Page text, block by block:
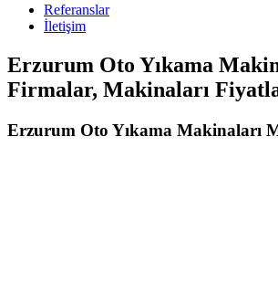
Referanslar
İletişim
Erzurum Oto Yıkama
Firmalar, Makinaları
Erzurum Oto Yıkama Makinaları